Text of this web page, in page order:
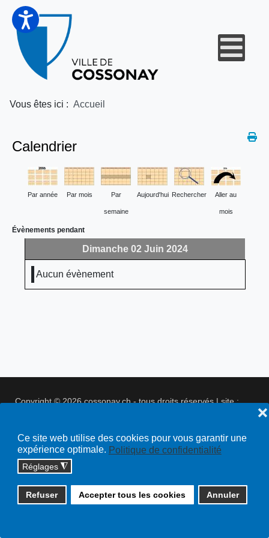
Ce site web utilise des cookies pour vous garantir une
expérience optimale. Politique de confidentialité
Réglages ◮
Refuser Accepter tous les cookies Annuler
❌
Vous êtes ici : Accueil
Calendrier
Par année Par mois Par
semaine
Aujourd'hui Rechercher Aller au
mois
Évènements pendant
Dimanche 02 Juin 2024
Aucun évènement
Copyright © 2026 cossonay.ch - tous droits réservés | site :
Plan du site